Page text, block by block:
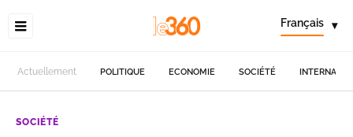
Français ▾
Actuellement POLITIQUE ECONOMIE SOCIÉTÉ
SOCIÉTÉ